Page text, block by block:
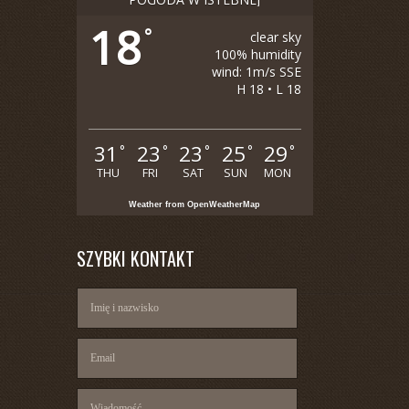
18°
clear sky
100% humidity
wind: 1m/s SSE
H 18 • L 18
31 °
THU
23 °
FRI
23 °
SAT
25 °
SUN
29 °
MON
Weather from OpenWeatherMap
SZYBKI KONTAKT